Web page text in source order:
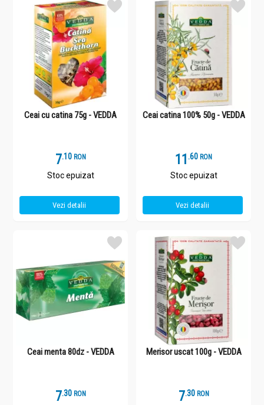
Ceai cu catina 75g - VEDDA
7.1 RON
Stoc epuizat
Vezi detalii
Ceai catina 100% 50g - VEDDA
11 .6 RON
Stoc epuizat
Vezi detalii
Ceai menta 80dz - VEDDA
7.3 RON
Merisor uscat 100g - VEDDA
7.3 RON